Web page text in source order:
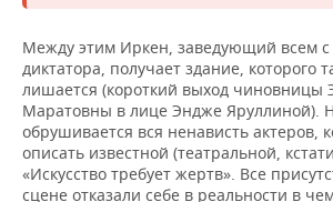
Между этим Иркен, заведующий всем с
диктатора, получает здание, которого
лишается (короткий выход чиновницы
Маратовны в лице Эндже Яруллиной).
обрушивается вся ненависть актеров,
описать известной (театральной,
«Искусство требует жертв». Все
сцене отказали себе в реальности в